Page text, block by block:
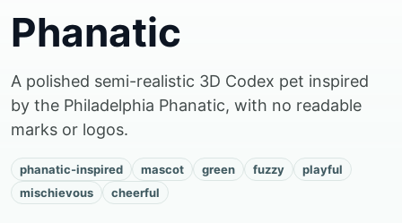
Phanatic
A polished semi-realistic 3D Codex pet inspired
by the Philadelphia Phanatic, with no readable
marks or logos.
phanatic-inspired mascot green fuzzy
playful
mischievous
cheerful